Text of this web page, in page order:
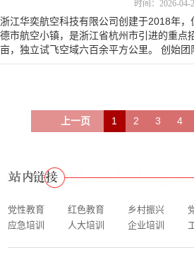
时间：2026-04-
浙江华奕航空科技有限公司创建于2018年
德市航空小镇，是浙江省杭州市引进的重点
亩，独立试飞空域六百余平方公里。 创始团队成员工程经验丰富，均为
博士和硕士学历，技术构成涵盖了无人机总
上一页 1 2 3 4
党性教育 红色教育 乡村振兴
应急培训
人大培训 企业培训